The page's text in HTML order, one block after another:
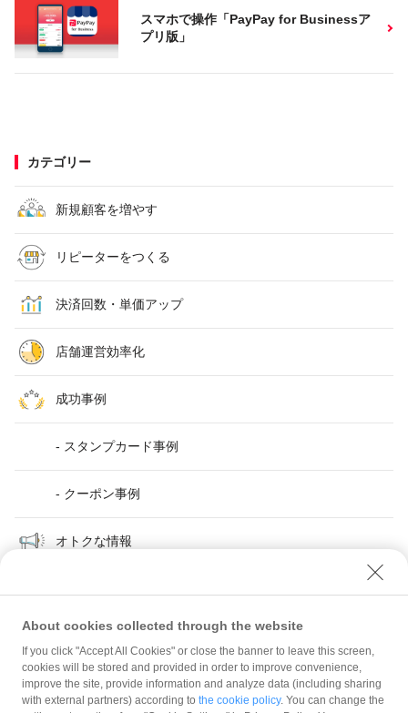
スマホで操作「PayPay for Businessア
プリ版」
カテゴリー
新規顧客を増やす
リピーターをつくる
決済回数・単価アップ
店舗運営効率化
成功事例
- スタンプカード事例
- クーポン事例
オトクな情報
店舗運営効率化 管理ツールアカウント登録方法
規約
About cookies collected through the website
If you click "Accept All Cookies" or close the banner to leave this screen,
cookies will be stored and provided in order to improve convenience,
improve the site, provide information and analyze data (including sharing
with external partners) according to the cookie policy. You can change the